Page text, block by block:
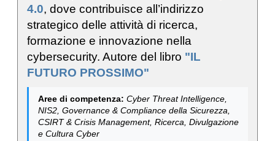
4.0, dove contribuisce all’indirizzo
strategico delle attività di ricerca,
formazione e innovazione nella
cybersecurity. Autore del libro "IL
FUTURO PROSSIMO"
Aree di competenza: Cyber Threat Intelligence,
NIS2, Governance & Compliance della Sicurezza,
CSIRT & Crisis Management, Ricerca, Divulgazione
e Cultura Cyber